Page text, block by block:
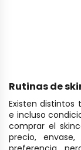
Rutinas de
Existen distintos
e incluso
comprar el
precio,